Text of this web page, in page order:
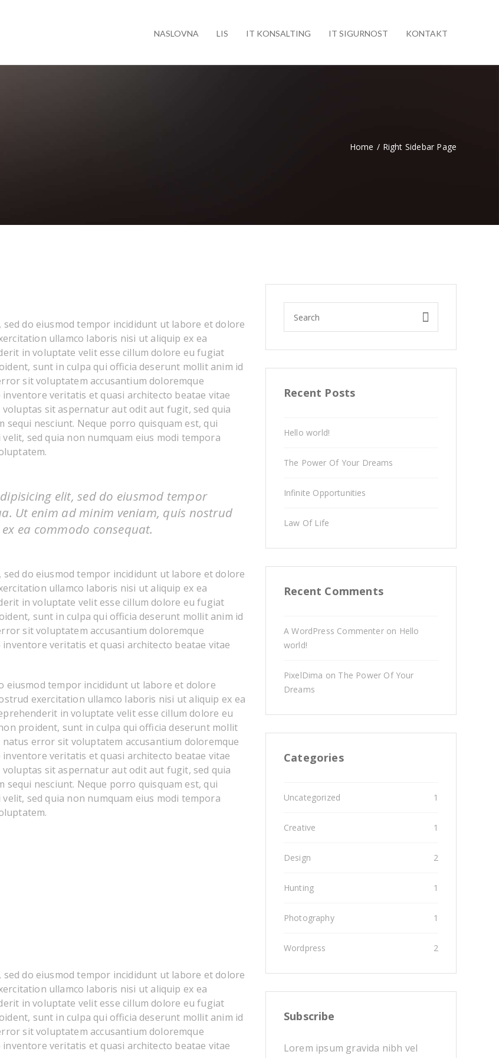
NASLOVNA LIS IT KONSALTING IT SIGURNOST KONTAKT
Home / Right Sidebar Page
do eiusmod tempor incididunt ut labore et dolore
ullamco laboris nisi ut aliquip ex ea
in voluptate velit esse cillum dolore eu fugiat
sunt in culpa qui officia deserunt mollit anim id
sit voluptatem accusantium doloremque
veritatis et quasi architecto beatae vitae
sit aspernatur aut odit aut fugit, sed quia
nesciunt. Neque porro quisquam est, qui
sed quia non numquam eius modi tempora
elit, sed do eiusmod tempor
Ut enim ad minim veniam, quis nostrud
ea commodo consequat.
do eiusmod tempor incididunt ut labore et dolore
ullamco laboris nisi ut aliquip ex ea
in voluptate velit esse cillum dolore eu fugiat
sunt in culpa qui officia deserunt mollit anim id
sit voluptatem accusantium doloremque
veritatis et quasi architecto beatae vitae
eiusmod tempor incididunt ut labore et dolore
exercitation ullamco laboris nisi ut aliquip ex ea
in voluptate velit esse cillum dolore eu
proident, sunt in culpa qui officia deserunt mollit
error sit voluptatem accusantium doloremque
veritatis et quasi architecto beatae vitae
sit aspernatur aut odit aut fugit, sed quia
nesciunt. Neque porro quisquam est, qui
sed quia non numquam eius modi tempora
do eiusmod tempor incididunt ut labore et dolore
ullamco laboris nisi ut aliquip ex ea
in voluptate velit esse cillum dolore eu fugiat
sunt in culpa qui officia deserunt mollit anim id
sit voluptatem accusantium doloremque
veritatis et quasi architecto beatae vitae
Recent Posts
Hello world!
The Power Of Your Dreams
Infinite Opportunities
Law Of Life
Recent Comments
A WordPress Commenteron Hello
world!
PixelDima on The Power Of Your
Dreams
Categories
Uncategorized 1
Creative 1
Design 2
Hunting 1
Photography 1
Wordpress 2
Subscribe
Lorem ipsum gravida nibh vel